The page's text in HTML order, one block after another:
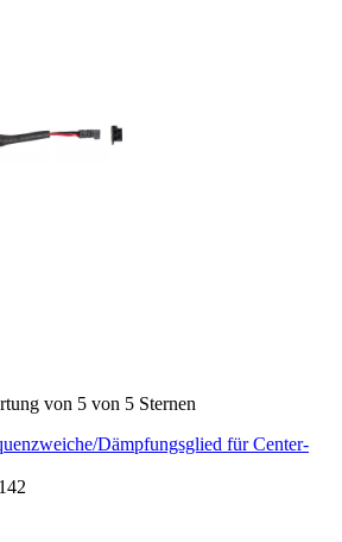
von 5 von 5 Sternen
Dämpfungsglied für Center-